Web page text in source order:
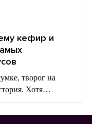
кефир и
творог на
Хотя…